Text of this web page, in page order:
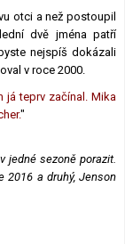
otci a než postoupil
dvě jména patří
nejspíš dokázali
v roce 2000.
já teprv začínal. Mika
"
jedné sezoně porazit.
2016 a druhý, Jenson